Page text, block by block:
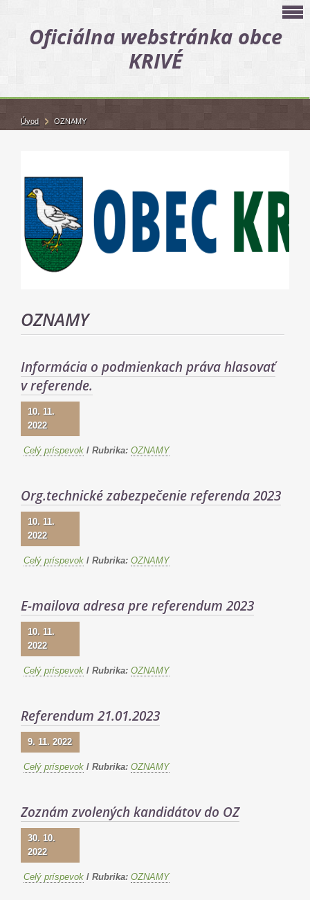
Oficiálna webstránka obce
KRIVÉ
OZNAMY
Informácia o podmienkach práva hlasovať
v referende.
10. 11.
2022
Celý príspevok / Rubrika: OZNAMY
Org.technické zabezpečenie referenda 2023
10. 11.
2022
Celý príspevok / Rubrika: OZNAMY
E-mailova adresa pre referendum 2023
10. 11.
2022
Celý príspevok / Rubrika: OZNAMY
Referendum 21.01.2023
9. 11. 2022
Celý príspevok / Rubrika: OZNAMY
Zoznám zvolených kandidátov do OZ
30. 10.
2022
Celý príspevok / Rubrika: OZNAMY
Úvod OZNAMY